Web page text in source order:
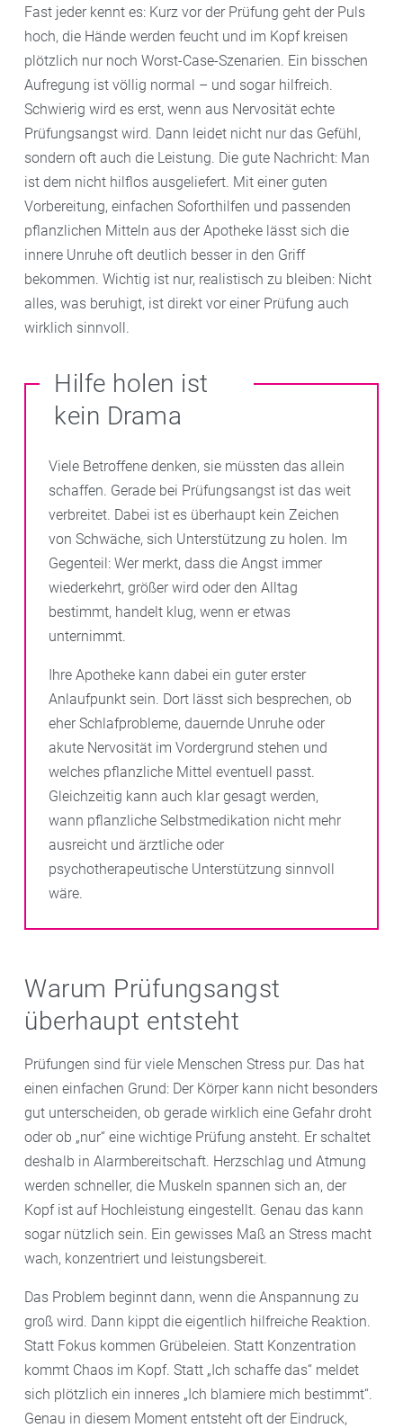
Fast jeder kennt es: Kurz vor der Prüfung geht der Puls
hoch, die Hände werden feucht und im Kopf kreisen
plötzlich nur noch Worst-Case-Szenarien. Ein bisschen
Aufregung ist völlig normal – und sogar hilfreich.
Schwierig wird es erst, wenn aus Nervosität echte
Prüfungsangst wird. Dann leidet nicht nur das Gefühl,
sondern oft auch die Leistung. Die gute Nachricht: Man
ist dem nicht hilflos ausgeliefert. Mit einer guten
Vorbereitung, einfachen Soforthilfen und passenden
pflanzlichen Mitteln aus der Apotheke lässt sich die
innere Unruhe oft deutlich besser in den Griff
bekommen. Wichtig ist nur, realistisch zu bleiben: Nicht
alles, was beruhigt, ist direkt vor einer Prüfung auch
wirklich sinnvoll.
Hilfe holen ist
kein Drama
Viele Betroffene denken, sie müssten das allein
schaffen. Gerade bei Prüfungsangst ist das weit
verbreitet. Dabei ist es überhaupt kein Zeichen
von Schwäche, sich Unterstützung zu holen. Im
Gegenteil: Wer merkt, dass die Angst immer
wiederkehrt, größer wird oder den Alltag
bestimmt, handelt klug, wenn er etwas
unternimmt.
Ihre Apotheke kann dabei ein guter erster
Anlaufpunkt sein. Dort lässt sich besprechen, ob
eher Schlafprobleme, dauernde Unruhe oder
akute Nervosität im Vordergrund stehen und
welches pflanzliche Mittel eventuell passt.
Gleichzeitig kann auch klar gesagt werden,
wann pflanzliche Selbstmedikation nicht mehr
ausreicht und ärztliche oder
psychotherapeutische Unterstützung sinnvoll
wäre.
Warum Prüfungsangst
überhaupt entsteht
Prüfungen sind für viele Menschen Stress pur. Das hat
einen einfachen Grund: Der Körper kann nicht besonders
gut unterscheiden, ob gerade wirklich eine Gefahr droht
oder ob „nur“ eine wichtige Prüfung ansteht. Er schaltet
deshalb in Alarmbereitschaft. Herzschlag und Atmung
werden schneller, die Muskeln spannen sich an, der
Kopf ist auf Hochleistung eingestellt. Genau das kann
sogar nützlich sein. Ein gewisses Maß an Stress macht
wach, konzentriert und leistungsbereit.
Das Problem beginnt dann, wenn die Anspannung zu
groß wird. Dann kippt die eigentlich hilfreiche Reaktion.
Statt Fokus kommen Grübeleien. Statt Konzentration
kommt Chaos im Kopf. Statt „Ich schaffe das“ meldet
sich plötzlich ein inneres „Ich blamiere mich bestimmt“.
Genau in diesem Moment entsteht oft der Eindruck,